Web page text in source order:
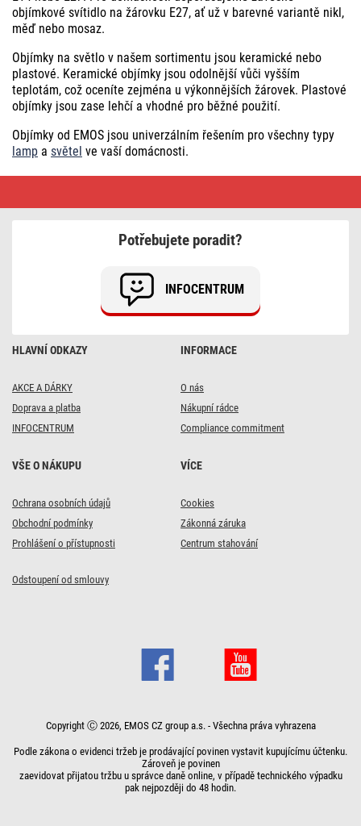
objímkové svítidlo na žárovku E27, ať už v barevné variantě nikl,
měď nebo mosaz.
Objímky na světlo v našem sortimentu jsou keramické nebo
plastové. Keramické objímky jsou odolnější vůči vyšším
teplotám, což oceníte zejména u výkonnějších žárovek. Plastové
objímky jsou zase lehčí a vhodné pro běžné použití.
Objímky od EMOS jsou univerzálním řešením pro všechny typy
lamp a světel ve vaší domácnosti.
svítidla
HLAVNÍ ODKAZY
AKCE A DÁRKY
Doprava a platba
INFOCENTRUM
INFORMACE
O nás
Nákupní rádce
Compliance commitment
VŠE O NÁKUPU
Ochrana osobních údajů
Obchodní podmínky
Prohlášení o přístupnosti
VÍCE
Cookies
Zákonná záruka
Centrum stahování
Odstoupení od smlouvy
Potřebujete poradit?
INFOCENTRUM
Copyright Ⓒ 2026, EMOS CZ group a.s. - Všechna práva vyhrazena
Podle zákona o evidenci tržeb je prodávající povinen vystavit kupujícímu účtenku.
Zároveň je povinen
zaevidovat přijatou tržbu u správce daně online, v případě technického výpadku
pak nejpozději do 48 hodin.